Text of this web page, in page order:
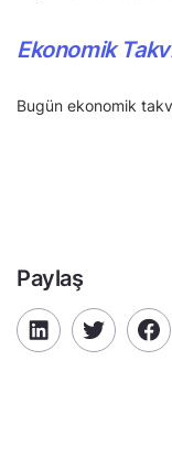
Ekonomik
Bugün ekonomik
Paylaş